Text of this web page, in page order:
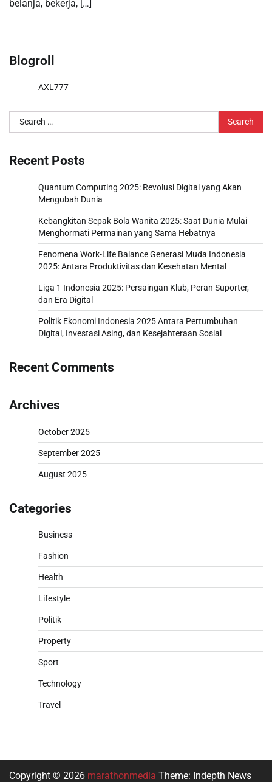
belanja, bekerja, […]
Blogroll
AXL777
Search
for:
Recent Posts
Quantum Computing 2025: Revolusi Digital yang Akan
Mengubah Dunia
Kebangkitan Sepak Bola Wanita 2025: Saat Dunia Mulai
Menghormati Permainan yang Sama Hebatnya
Fenomena Work-Life Balance Generasi Muda Indonesia
2025: Antara Produktivitas dan Kesehatan Mental
Liga 1 Indonesia 2025: Persaingan Klub, Peran Suporter,
dan Era Digital
Politik Ekonomi Indonesia 2025 Antara Pertumbuhan
Digital, Investasi Asing, dan Kesejahteraan Sosial
Recent Comments
Archives
October 2025
September 2025
August 2025
Categories
Business
Fashion
Health
Lifestyle
Politik
Property
Sport
Technology
Travel
Copyright © 2026 marathonmedia Theme: Indepth News